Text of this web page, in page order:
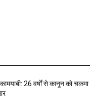
26 वर्षों से कानून को चकमा